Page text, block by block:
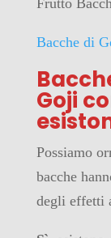
Bacche di
Goji
Possiamo
bacche
degli effetti